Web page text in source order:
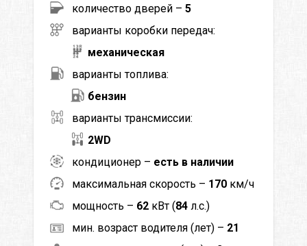
количество дверей – 5
варианты коробки передач:
механическая
варианты топлива:
бензин
варианты трансмиссии:
2WD
кондиционер – есть в наличии
максимальная скорость – 170 км/ч
мощность – 62 кВт (84 л.с.)
мин. возраст водителя (лет) – 21